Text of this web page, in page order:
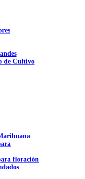
de Cultivo
floración